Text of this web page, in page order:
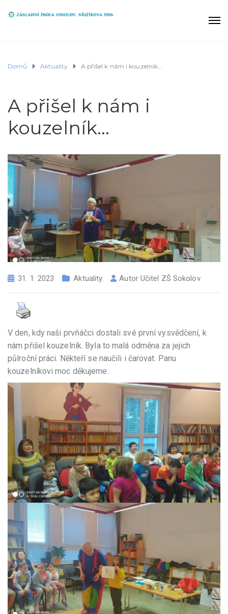
Domů Aktuality A přišel k nám i kouzelník…
A přišel k nám i
kouzelník…
31. 1. 2023 Aktuality Autor Učitel ZŠ Sokolov
V den, kdy naši prvňáčci dostali své první vysvědčení, k
nám přišel kouzelník. Byla to malá odměna za jejich
půlroční práci. Někteří se naučili i čarovat. Panu
kouzelníkovi moc děkujeme.